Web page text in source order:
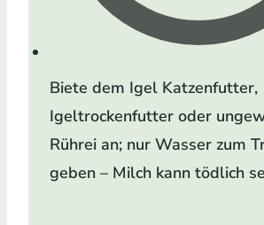
Biete dem Igel Katzenfutter,
Igeltrockenfutter oder
Rührei an; nur Wasser zum
geben – Milch kann tödlich